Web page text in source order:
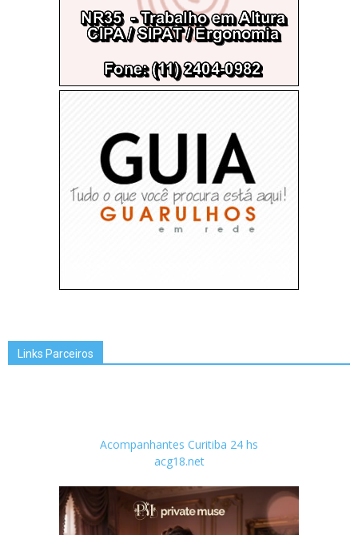
Links Parceiros
Acompanhantes Curitiba 24 hs
acg18.net